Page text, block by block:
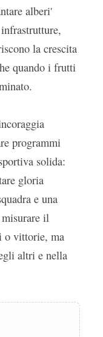
alberi'
la crescita
quando i frutti
programmi
solida:
gloria
e una
il
o vittorie, ma
altri e nella